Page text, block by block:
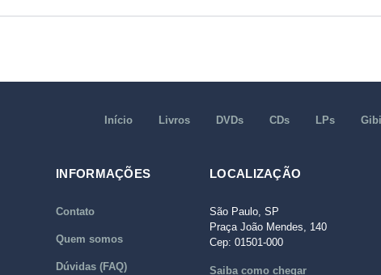
Início Livros DVDs CDs LPs
INFORMAÇÕES
Contato
Quem somos
Dúvidas (FAQ)
LOCALIZAÇÃO
São Paulo, SP
Praça João Mendes, 140
Cep: 01501-000
Saiba como chegar